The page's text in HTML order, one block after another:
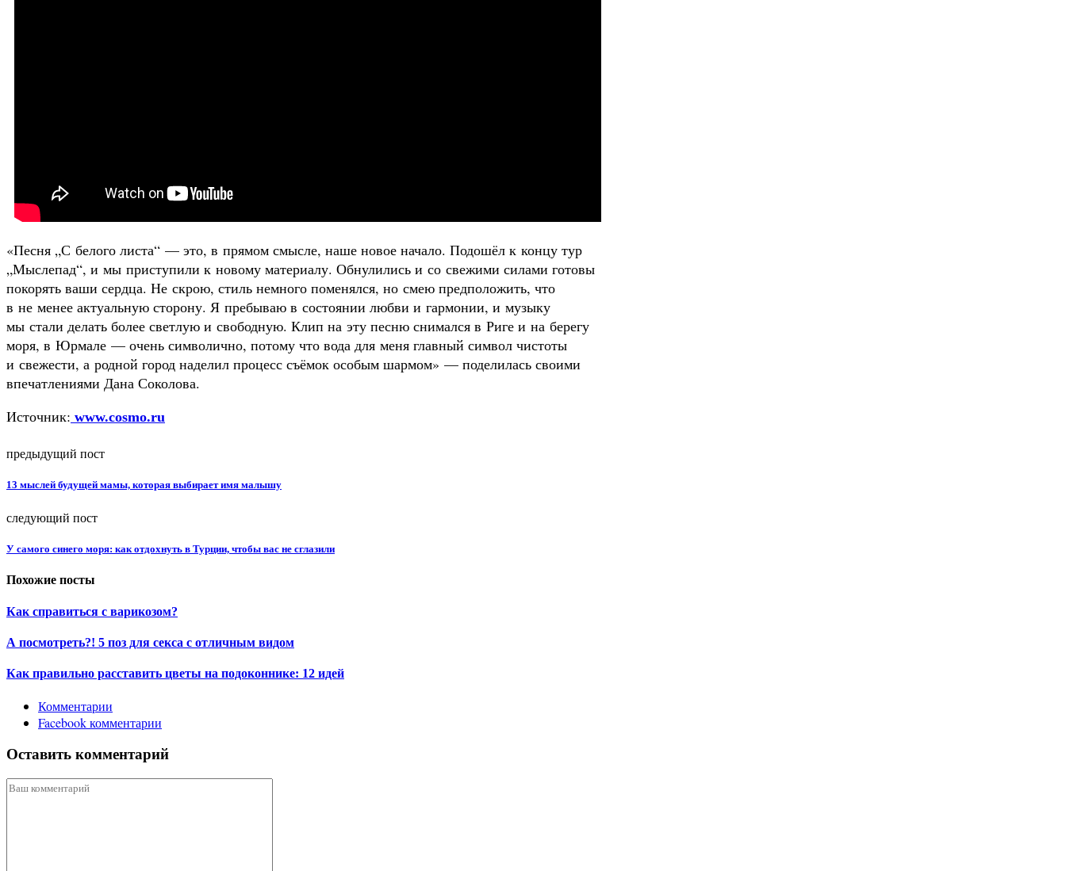
«Песня „С белого листа“ — это, в прямом смысле, наше новое начало. Подошёл к концу тур
„Мыслепад“, и мы приступили к новому материалу. Обнулились и со свежими силами готовы
покорять ваши сердца. Не скрою, стиль немного поменялся, но смею предположить, что
в не менее актуальную сторону. Я пребываю в состоянии любви и гармонии, и музыку
мы стали делать более светлую и свободную. Клип на эту песню снимался в Риге и на берегу
моря, в Юрмале — очень символично, потому что вода для меня главный символ чистоты
и свежести, а родной город наделил процесс съёмок особым шармом» — поделилась своими
впечатлениями Дана Соколова.
Источник: www.cosmo.ru
предыдущий пост
13 мыслей будущей мамы, которая выбирает имя малышу
следующий пост
У самого синего моря: как отдохнуть в Турции, чтобы вас не сглазили
Похожие посты
Как справиться с варикозом?
А посмотреть?! 5 поз для секса с отличным видом
Как правильно расставить цветы на подоконнике: 12 идей
Комментарии
Facebook комментарии
Оставить комментарий